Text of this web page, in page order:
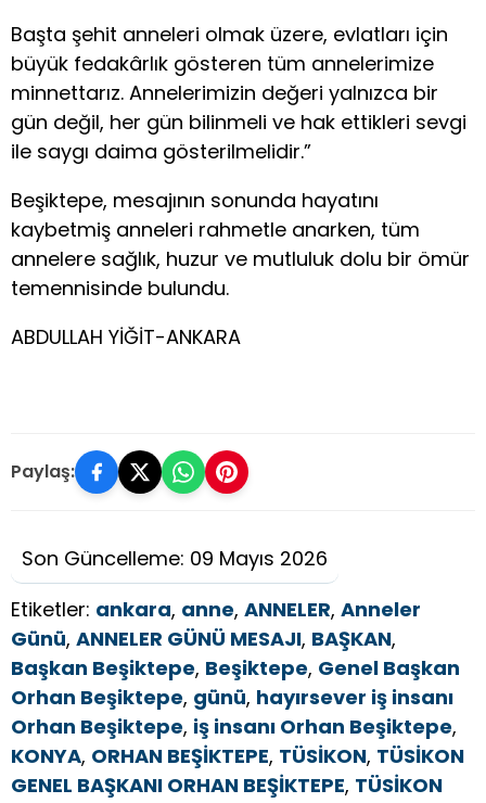
Başta şehit anneleri olmak üzere, evlatları için
büyük fedakârlık gösteren tüm annelerimize
minnettarız. Annelerimizin değeri yalnızca bir
gün değil, her gün bilinmeli ve hak ettikleri sevgi
ile saygı daima gösterilmelidir.”
Beşiktepe, mesajının sonunda hayatını
kaybetmiş anneleri rahmetle anarken, tüm
annelere sağlık, huzur ve mutluluk dolu bir ömür
temennisinde bulundu.
ABDULLAH YİĞİT-ANKARA
Paylaş:
Son Güncelleme: 09 Mayıs 2026
Etiketler: ankara, anne, ANNELER, Anneler
Günü, ANNELER GÜNÜ MESAJI, BAŞKAN,
Başkan Beşiktepe, Beşiktepe, Genel Başkan
Orhan Beşiktepe, günü, hayırsever iş insanı
Orhan Beşiktepe, iş insanı Orhan Beşiktepe,
KONYA, ORHAN BEŞİKTEPE, TÜSİKON, TÜSİKON
GENEL BAŞKANI ORHAN BEŞİKTEPE, TÜSİKON